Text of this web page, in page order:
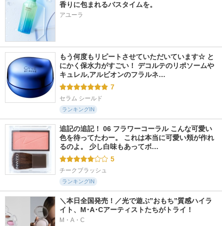
香りに包まれるバスタイムを。
アユーラ
もう何度もリピートさせていただいています☆ と
にかく保水力がすごい！ デコルテのリポソームや
キュレル,アルビオンのフラルネ…
7
セラム シールド
ランキングIN
追記の追記！ 06 フラワーコーラル こんな可愛い
色を待ってたわー。 これは本当に可愛い頬が作れ
るのよ。 少し白味もあってボ…
5
チークブラッシュ
ランキングIN
＼本日全国発売！／光で遊ぶ”おもち”質感ハイラ
イト、M･A･Cアーティストたちがトライ！
M・A・C